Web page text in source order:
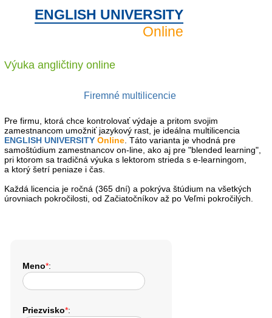
ENGLISH UNIVERSITY
Online
Výuka angličtiny online
Firemné multilicencie
Pre firmu, ktorá chce kontrolovať výdaje a pritom svojim
zamestnancom umožniť jazykový rast, je ideálna multilicencia
ENGLISH UNIVERSITY Online . Táto varianta je vhodná pre
samoštúdium zamestnancov on-line, ako aj pre "blended learning",
pri ktorom sa tradičná výuka s lektorom strieda s e-learningom,
a ktorý šetrí peniaze i čas.
Každá licencia je ročná (365 dní) a pokrýva štúdium na všetkých
úrovniach pokročilosti, od Začiatočníkov až po Veľmi pokročilých.
Meno*:
Priezvisko*: